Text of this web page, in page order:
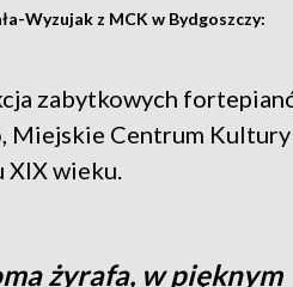
Wyzujak z MCK w Bydgoszczy:
zabytkowych
Miejskie Centrum Kultury
wieku.
żyrafa, w pięknym